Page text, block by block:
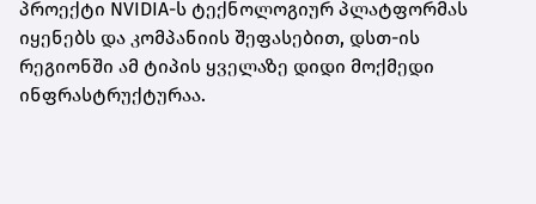
პროექტი NVIDIA-ს ტექნოლოგიურ პლატფორმას
იყენებს და კომპანიის შეფასებით, დსთ-ის
რეგიონში ამ ტიპის ყველაზე დიდი მოქმედი
ინფრასტრუქტურაა.